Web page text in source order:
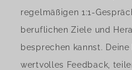
regelmäßigen 1:1-
beruflichen Ziele und
besprechen kannst.
wertvolles Feedback,